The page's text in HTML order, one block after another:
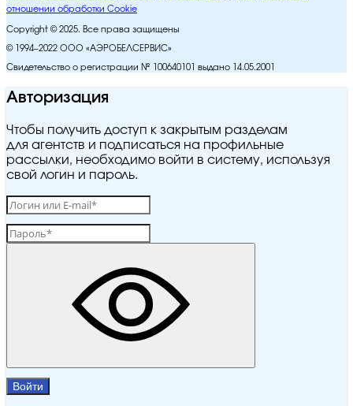
отношении обработки Cookie
Copyright © 2025. Все права защищены
© 1994–2022 ООО «АЭРОБЕЛСЕРВИС»
Свидетельство о регистрации № 100640101 выдано 14.05.2001
Авторизация
Чтобы получить доступ к закрытым разделам
для агентств и подписаться на профильные
рассылки, необходимо войти в систему, используя
свой логин и пароль.
Войти